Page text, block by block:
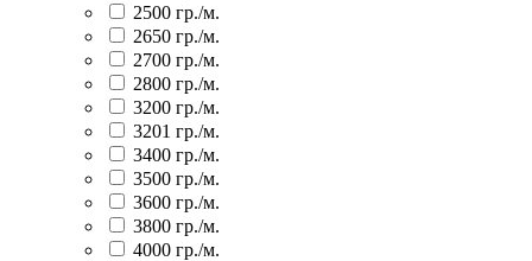
2500 гр./м.
2650 гр./м.
2700 гр./м.
2800 гр./м.
3200 гр./м.
3201 гр./м.
3400 гр./м.
3500 гр./м.
3600 гр./м.
3800 гр./м.
4000 гр./м.